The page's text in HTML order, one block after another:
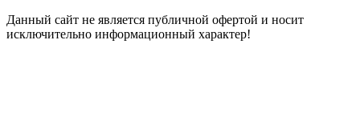
Данный сайт не является публичной офертой и носит
исключительно информационный характер!